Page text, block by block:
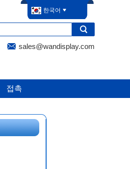
한국어
sales@wandisplay.com
접촉